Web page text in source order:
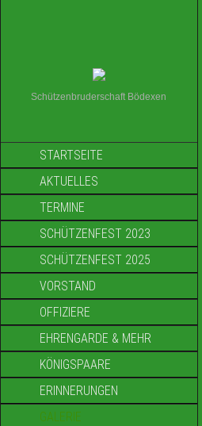
Schützenbruderschaft Bödexen
STARTSEITE
AKTUELLES
TERMINE
SCHÜTZENFEST 2023
SCHÜTZENFEST 2025
VORSTAND
OFFIZIERE
EHRENGARDE & MEHR
KÖNIGSPAARE
ERINNERUNGEN
GALERIE